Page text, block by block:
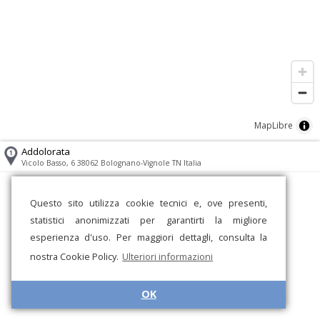
Questo sito utilizza cookie tecnici e, ove presenti,
statistici anonimizzati per garantirti la migliore
esperienza d'uso. Per maggiori dettagli, consulta la
nostra Cookie Policy. Ulteriori informazioni
OK
MapLibre
Addolorata
Vicolo Basso, 6 38062 Bolognano-Vignole TN Italia